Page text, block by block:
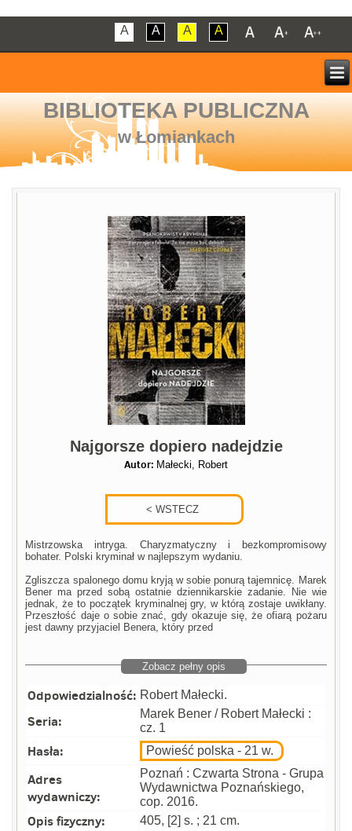
A A A A
BIBLIOTEKA PUBLICZNA
w Łomiankach
Najgorsze dopiero nadejdzie
Autor: Małecki, Robert
Mistrzowska intryga. Charyzmatyczny i bezkompromisowy
bohater. Polski kryminał w najlepszym wydaniu.
Zgliszcza spalonego domu kryją w sobie ponurą tajemnicę. Marek
Bener ma przed sobą ostatnie dziennikarskie zadanie. Nie wie
jednak, że to początek kryminalnej gry, w którą zostaje uwikłany.
Przeszłość daje o sobie znać, gdy okazuje się, że ofiarą pożaru
jest dawny przyjaciel Benera, który przed
Zobacz pełny opis
Odpowiedzialność: Robert Małecki.
Seria:
Marek Bener / Robert Małecki :
cz. 1
Hasła: Powieść polska - 21 w.
Adres
wydawniczy:
Poznań : Czwarta Strona - Grupa
Wydawnictwa Poznańskiego,
cop. 2016.
Opis fizyczny: 405, [2] s. ; 21 cm.